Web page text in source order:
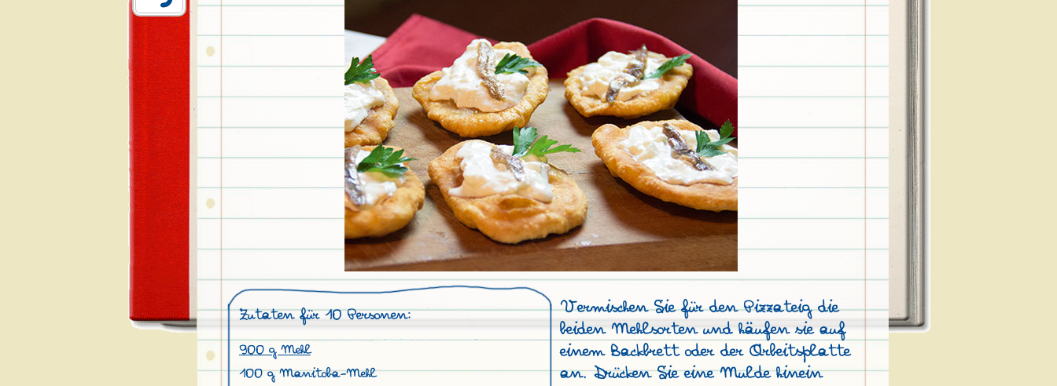
Zutaten für 10 Personen:
900 g Mehl
100 g Manitoba-Mehl
Vermischen Sie für den Pizzateig die
beiden Mehlsorten und häufen sie auf
einem Backbrett oder der Arbeitsplatte
an. Drücken Sie eine Mulde hinein